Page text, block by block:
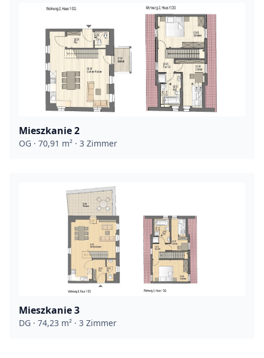
Mieszkanie 2
OG · 70,91 m² · 3 Zimmer
Mieszkanie 3
DG · 74,23 m² · 3 Zimmer